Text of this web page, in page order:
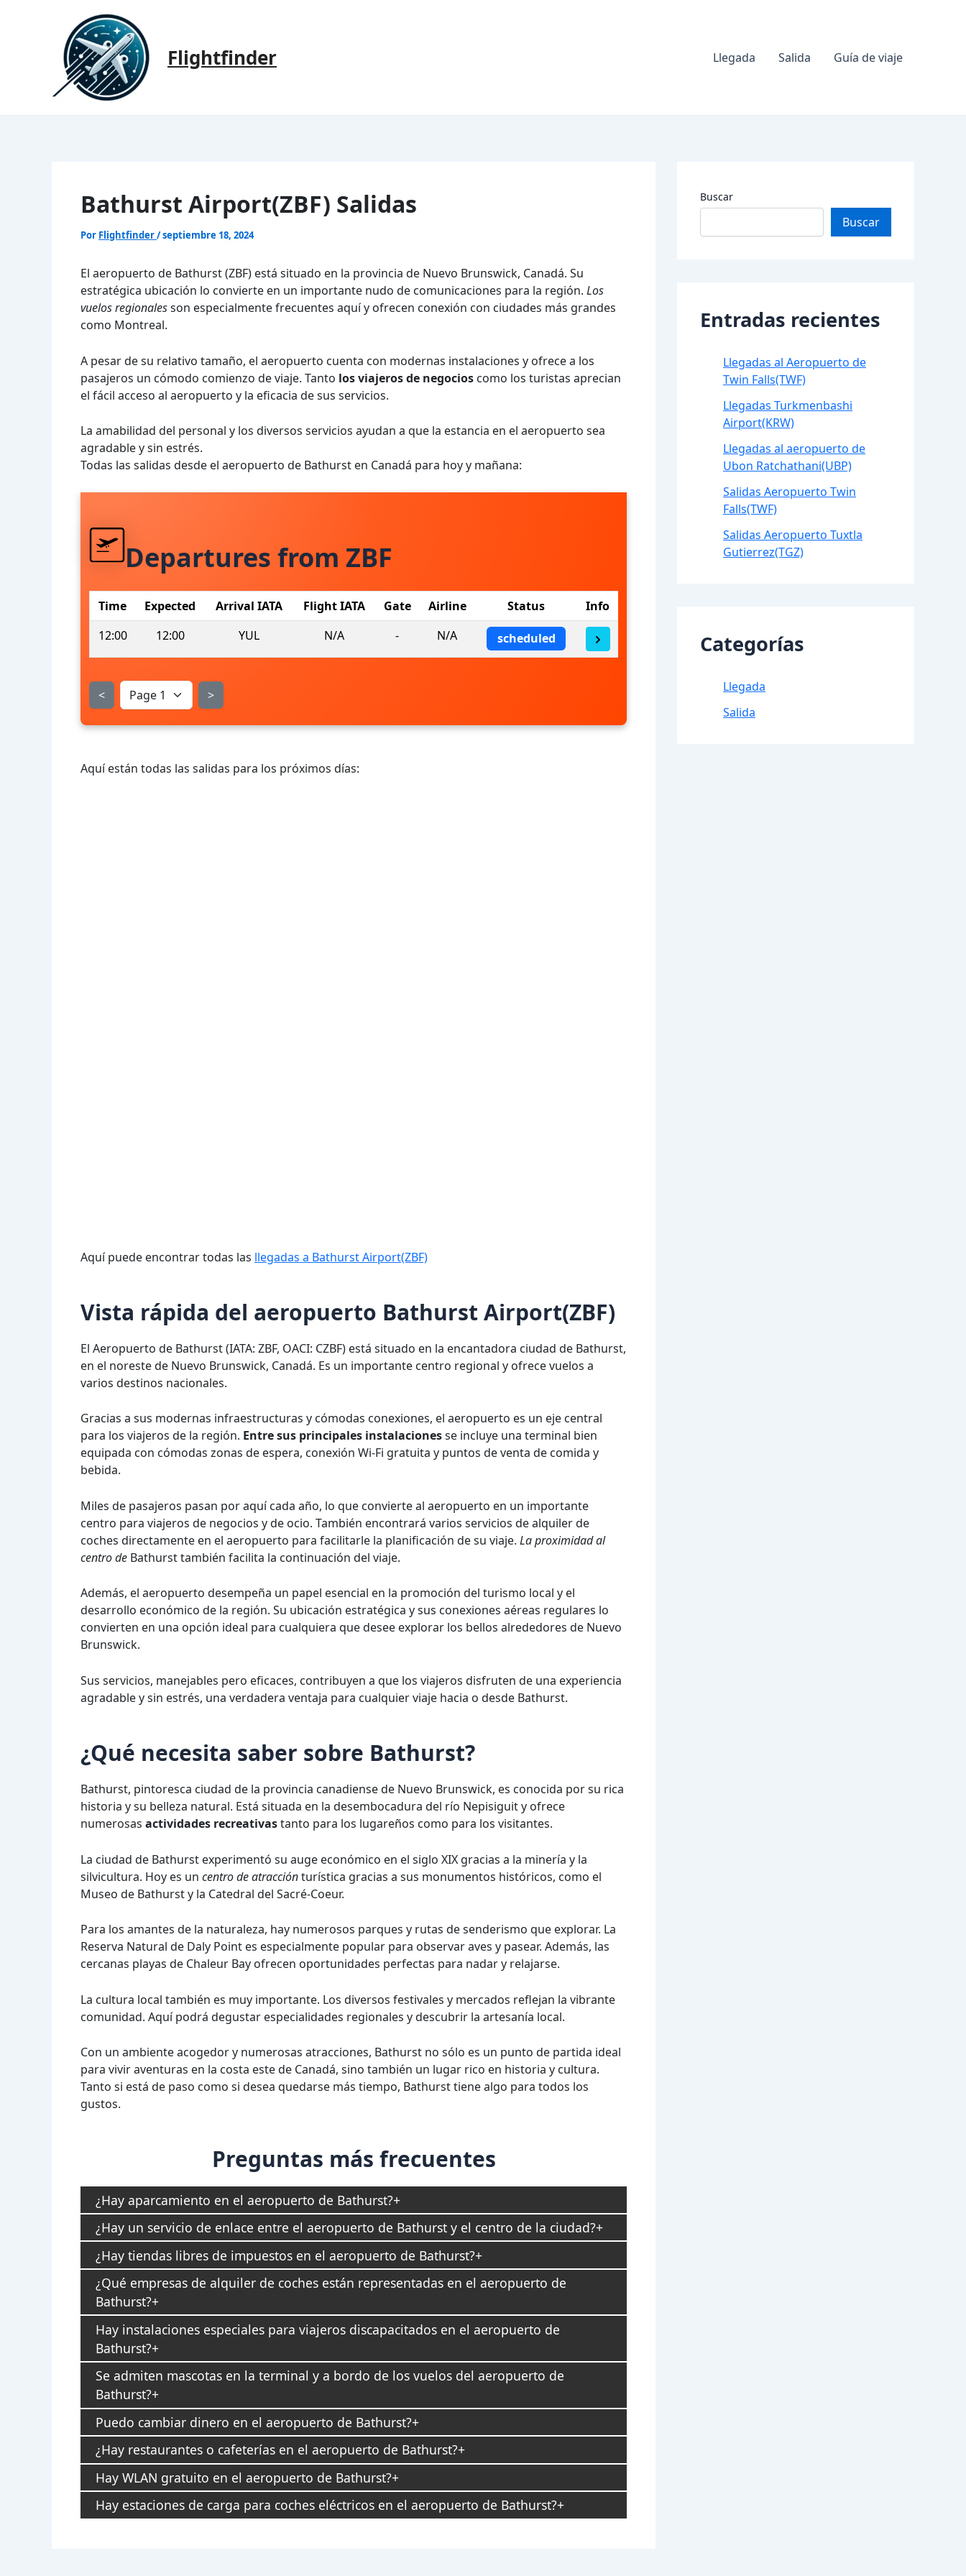
Flightfinder Llegada Salida Guía de viaje
Bathurst Airport(ZBF) Salidas
Por Flightfinder/septiembre 18, 2024
El aeropuerto de Bathurst (ZBF) está situado en la provincia de Nuevo Brunswick, Canadá. Su
estratégica ubicación lo convierte en un importante nudo de comunicaciones para la región. Los
vuelos regionalesson especialmente frecuentes aquí y ofrecen conexión con ciudades más grandes
como Montreal.
A pesar de su relativo tamaño, el aeropuerto cuenta con modernas instalaciones y ofrece a los
pasajeros un cómodo comienzo de viaje. Tanto los viajeros de negocios como los turistas aprecian
el fácil acceso al aeropuerto y la eficacia de sus servicios.
La amabilidad del personal y los diversos servicios ayudan a que la estancia en el aeropuerto sea
agradable y sin estrés.
Todas las salidas desde el aeropuerto de Bathurst en Canadá para hoy y mañana:
Departures from ZBF
Time Expected Arrival IATA Flight IATA Gate Airline Status
Info
12:00
12:00 YUL N/A - N/A scheduled
< >
Aquí están todas las salidas para los próximos días:
Aquí puede encontrar todas las llegadas a Bathurst Airport(ZBF)
Vista rápida del aeropuerto Bathurst Airport(ZBF)
El Aeropuerto de Bathurst (IATA: ZBF, OACI: CZBF) está situado en la encantadora ciudad de Bathurst,
en el noreste de Nuevo Brunswick, Canadá. Es un importante centro regional y ofrece vuelos a
varios destinos nacionales.
Gracias a sus modernas infraestructuras y cómodas conexiones, el aeropuerto es un eje central
para los viajeros de la región. Entre sus principales instalacionesse incluye una terminal bien
equipada con cómodas zonas de espera, conexión Wi-Fi gratuita y puntos de venta de comida y
bebida.
Miles de pasajeros pasan por aquí cada año, lo que convierte al aeropuerto en un importante
centro para viajeros de negocios y de ocio. También encontrará varios servicios de alquiler de
coches directamente en el aeropuerto para facilitarle la planificación de su viaje. La proximidad al
centro de Bathurst también facilita la continuación del viaje.
Además, el aeropuerto desempeña un papel esencial en la promoción del turismo local y el
desarrollo económico de la región. Su ubicación estratégica y sus conexiones aéreas regulares lo
convierten en una opción ideal para cualquiera que desee explorar los bellos alrededores de Nuevo
Brunswick.
Sus servicios, manejables pero eficaces, contribuyen a que los viajeros disfruten de una experiencia
agradable y sin estrés, una verdadera ventaja para cualquier viaje hacia o desde Bathurst.
¿Qué necesita saber sobre Bathurst?
Bathurst, pintoresca ciudad de la provincia canadiense de Nuevo Brunswick, es conocida por su rica
historia y su belleza natural. Está situada en la desembocadura del río Nepisiguit y ofrece
numerosas actividades recreativastanto para los lugareños como para los visitantes.
La ciudad de Bathurst experimentó su auge económico en el siglo XIX gracias a la minería y la
silvicultura. Hoy es un centro de atracciónturística gracias a sus monumentos históricos, como el
Museo de Bathurst y la Catedral del Sacré-Coeur.
Para los amantes de la naturaleza, hay numerosos parques y rutas de senderismo que explorar. La
Reserva Natural de Daly Point es especialmente popular para observar aves y pasear. Además, las
cercanas playas de Chaleur Bay ofrecen oportunidades perfectas para nadar y relajarse.
La cultura local también es muy importante. Los diversos festivales y mercados reflejan la vibrante
comunidad. Aquí podrá degustar especialidades regionales y descubrir la artesanía local.
Con un ambiente acogedor y numerosas atracciones, Bathurst no sólo es un punto de partida ideal
para vivir aventuras en la costa este de Canadá, sino también un lugar rico en historia y cultura.
Tanto si está de paso como si desea quedarse más tiempo, Bathurst tiene algo para todos los
gustos.
Preguntas más frecuentes
¿Hay aparcamiento en el aeropuerto de Bathurst?
¿Hay un servicio de enlace entre el aeropuerto de Bathurst y el centro de la ciudad?
¿Hay tiendas libres de impuestos en el aeropuerto de Bathurst?
¿Qué empresas de alquiler de coches están representadas en el aeropuerto de
Bathurst?
Hay instalaciones especiales para viajeros discapacitados en el aeropuerto de
Bathurst?
Se admiten mascotas en la terminal y a bordo de los vuelos del aeropuerto de
Bathurst?
Puedo cambiar dinero en el aeropuerto de Bathurst?
¿Hay restaurantes o cafeterías en el aeropuerto de Bathurst?
Hay WLAN gratuito en el aeropuerto de Bathurst?
Hay estaciones de carga para coches eléctricos en el aeropuerto de Bathurst?
Buscar
Buscar
Entradas recientes
Llegadas al Aeropuerto de
Twin Falls(TWF)
Llegadas Turkmenbashi
Airport(KRW)
Llegadas al aeropuerto de
Ubon Ratchathani(UBP)
Salidas Aeropuerto Twin
Falls(TWF)
Salidas Aeropuerto Tuxtla
Gutierrez(TGZ)
Categorías
Llegada
Salida